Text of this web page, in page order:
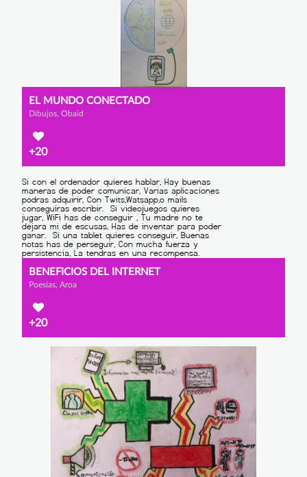
EL MUNDO CONECTADO
Dibujos, Obaid
+20
BENEFICIOS DEL INTERNET
Poesías, Aroa
+20